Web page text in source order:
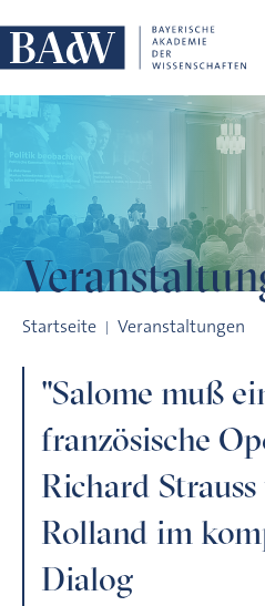
Startseite Veranstaltungen
"Salome muß
französische
Richard
Rolland im
Dialog